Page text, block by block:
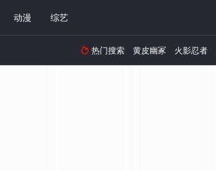
动漫 综艺
 热门搜索 黄皮幽冢 火影忍者